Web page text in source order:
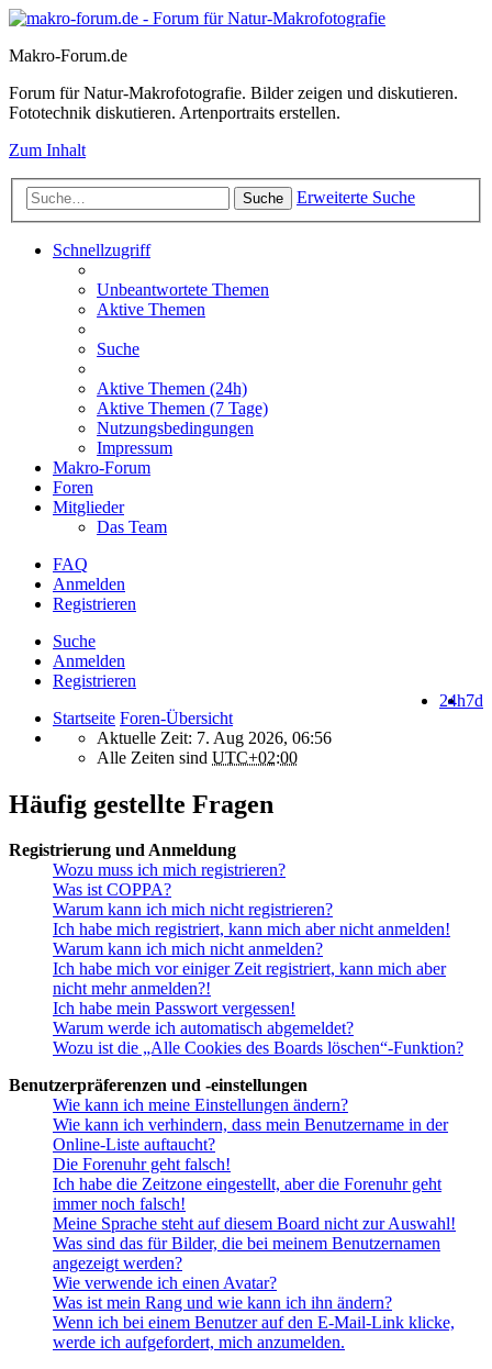
Makro-Forum.de
Forum für Natur-Makrofotografie. Bilder zeigen und diskutieren.
Fototechnik diskutieren. Artenportraits erstellen.
Zum Inhalt
Suche Erweiterte Suche
Schnellzugriff
Unbeantwortete Themen
Aktive Themen
Suche
Aktive Themen (24h)
Aktive Themen (7 Tage)
Nutzungsbedingungen
Impressum
Makro-Forum
Foren
Mitglieder
Das Team
FAQ
Anmelden
Registrieren
Suche
Anmelden
Registrieren
7d
24h
Startseite Foren-Übersicht
Aktuelle Zeit: 7. Aug 2026, 06:56
Alle Zeiten sind UTC+02:00
Häufig gestellte Fragen
Registrierung und Anmeldung
Wozu muss ich mich registrieren?
Was ist COPPA?
Warum kann ich mich nicht registrieren?
Ich habe mich registriert, kann mich aber nicht anmelden!
Warum kann ich mich nicht anmelden?
Ich habe mich vor einiger Zeit registriert, kann mich aber
nicht mehr anmelden?!
Ich habe mein Passwort vergessen!
Warum werde ich automatisch abgemeldet?
Wozu ist die „Alle Cookies des Boards löschen“-Funktion?
Benutzerpräferenzen und -einstellungen
Wie kann ich meine Einstellungen ändern?
Wie kann ich verhindern, dass mein Benutzername in der
Online-Liste auftaucht?
Die Forenuhr geht falsch!
Ich habe die Zeitzone eingestellt, aber die Forenuhr geht
immer noch falsch!
Meine Sprache steht auf diesem Board nicht zur Auswahl!
Was sind das für Bilder, die bei meinem Benutzernamen
angezeigt werden?
Wie verwende ich einen Avatar?
Was ist mein Rang und wie kann ich ihn ändern?
Wenn ich bei einem Benutzer auf den E-Mail-Link klicke,
werde ich aufgefordert, mich anzumelden.